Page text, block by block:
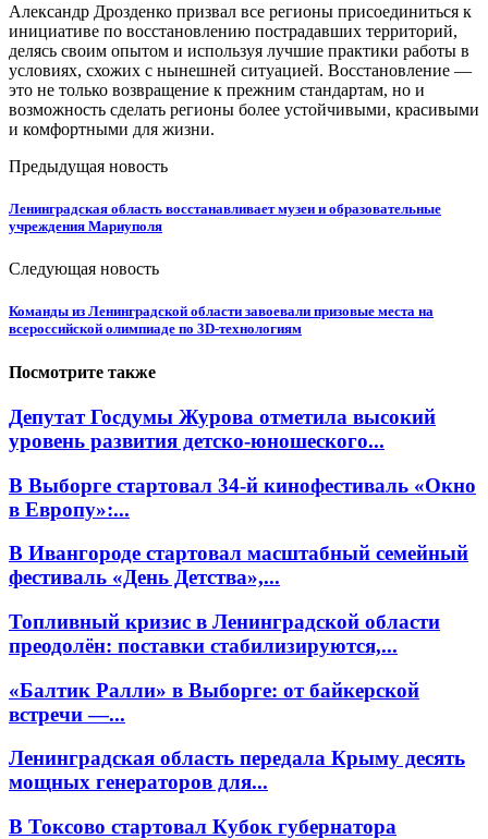
Александр Дрозденко призвал все регионы присоединиться к
инициативе по восстановлению пострадавших территорий,
делясь своим опытом и используя лучшие практики работы в
условиях, схожих с нынешней ситуацией. Восстановление —
это не только возвращение к прежним стандартам, но и
возможность сделать регионы более устойчивыми, красивыми
и комфортными для жизни.
Предыдущая новость
Ленинградская область восстанавливает музеи и образовательные
учреждения Мариуполя
Следующая новость
Команды из Ленинградской области завоевали призовые места на
всероссийской олимпиаде по 3D-технологиям
Посмотрите также
Депутат Госдумы Журова отметила высокий
уровень развития детско-юношеского...
В Выборге стартовал 34-й кинофестиваль «Окно
в Европу»:...
В Ивангороде стартовал масштабный семейный
фестиваль «День Детства»,...
Топливный кризис в Ленинградской области
преодолён: поставки стабилизируются,...
«Балтик Ралли» в Выборге: от байкерской
встречи —...
Ленинградская область передала Крыму десять
мощных генераторов для...
В Токсово стартовал Кубок губернатора